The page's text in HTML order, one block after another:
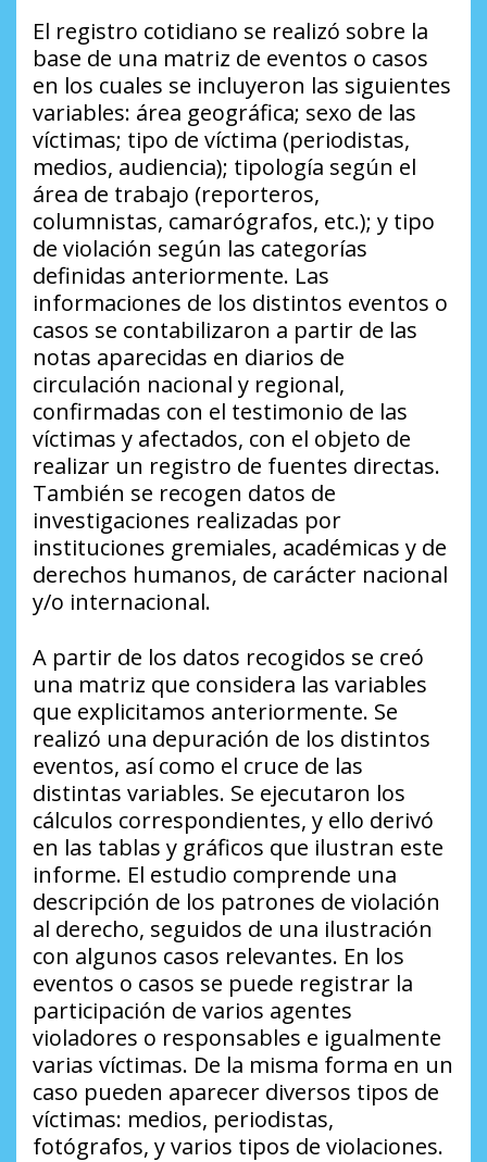
El registro cotidiano se realizó sobre la
base de una matriz de eventos o casos
en los cuales se incluyeron las siguientes
variables: área geográfica; sexo de las
víctimas; tipo de víctima (periodistas,
medios, audiencia); tipología según el
área de trabajo (reporteros,
columnistas, camarógrafos, etc.); y tipo
de violación según las categorías
definidas anteriormente. Las
informaciones de los distintos eventos o
casos se contabilizaron a partir de las
notas aparecidas en diarios de
circulación nacional y regional,
confirmadas con el testimonio de las
víctimas y afectados, con el objeto de
realizar un registro de fuentes directas.
También se recogen datos de
investigaciones realizadas por
instituciones gremiales, académicas y de
derechos humanos, de carácter nacional
y/o internacional.
A partir de los datos recogidos se creó
una matriz que considera las variables
que explicitamos anteriormente. Se
realizó una depuración de los distintos
eventos, así como el cruce de las
distintas variables. Se ejecutaron los
cálculos correspondientes, y ello derivó
en las tablas y gráficos que ilustran este
informe. El estudio comprende una
descripción de los patrones de violación
al derecho, seguidos de una ilustración
con algunos casos relevantes. En los
eventos o casos se puede registrar la
participación de varios agentes
violadores o responsables e igualmente
varias víctimas. De la misma forma en un
caso pueden aparecer diversos tipos de
víctimas: medios, periodistas,
fotógrafos, y varios tipos de violaciones.